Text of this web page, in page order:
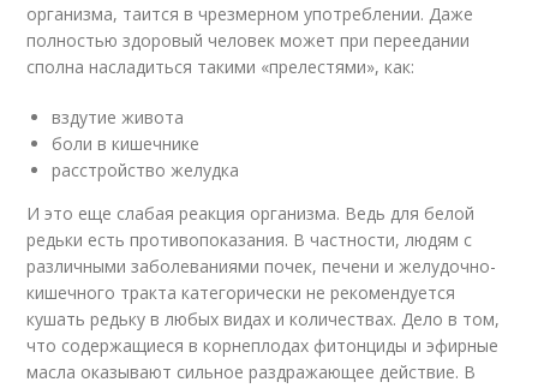
организма, таится в чрезмерном употреблении. Даже
полностью здоровый человек может при переедании
сполна насладиться такими «прелестями», как:
вздутие живота
боли в кишечнике
расстройство желудка
И это еще слабая реакция организма. Ведь для белой
редьки есть противопоказания. В частности, людям с
различными заболеваниями почек, печени и желудочно-
кишечного тракта категорически не рекомендуется
кушать редьку в любых видах и количествах. Дело в том,
что содержащиеся в корнеплодах фитонциды и эфирные
масла оказывают сильное раздражающее действие. В